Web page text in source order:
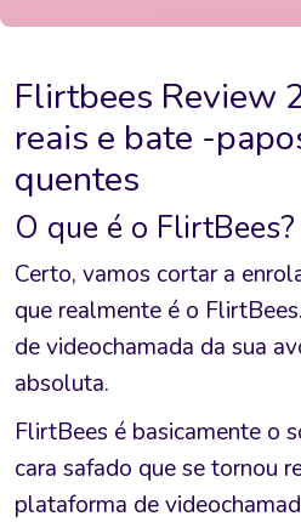
Flirtbees Review
reais e bate -
quentes
O que é o
Certo, vamos cortar a
que realmente é o
de videochamada da sua
absoluta.
FlirtBees é basicamente o
cara safado que se tornou
plataforma de